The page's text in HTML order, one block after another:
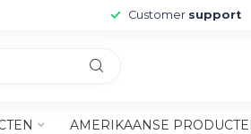
Customer support
AMERIKAANSE